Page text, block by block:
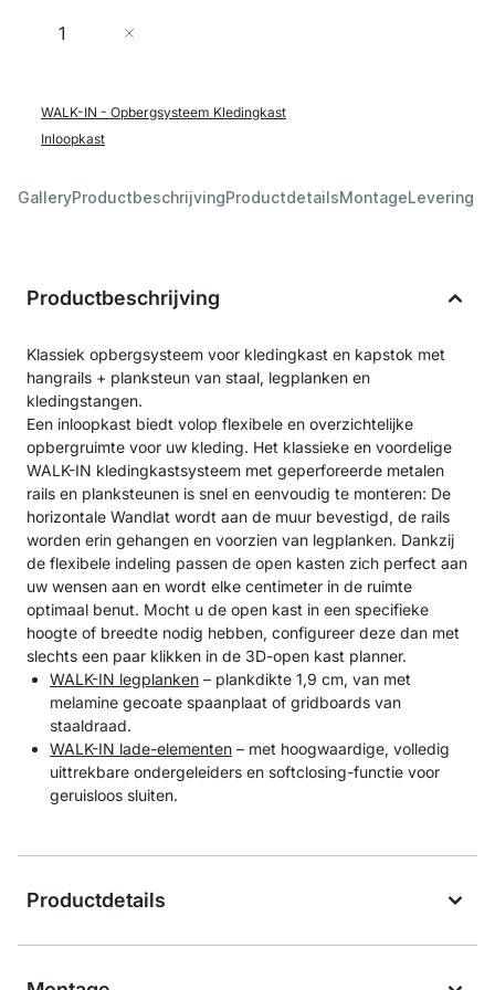
Aantal
WALK-IN - Opbergsysteem Kledingkast
Inloopkast
GalleryProductbeschrijvingProductdetailsMontageLevering
Productbeschrijving
Klassiek opbergsysteem voor kledingkast en kapstok met
hangrails + planksteun van staal, legplanken en
kledingstangen.
Een inloopkast biedt volop flexibele en overzichtelijke
opbergruimte voor uw kleding. Het klassieke en voordelige
WALK-IN kledingkastsysteem met geperforeerde metalen
rails en planksteunen is snel en eenvoudig te monteren: De
horizontale Wandlat wordt aan de muur bevestigd, de rails
worden erin gehangen en voorzien van legplanken. Dankzij
de flexibele indeling passen de open kasten zich perfect aan
uw wensen aan en wordt elke centimeter in de ruimte
optimaal benut. Mocht u de open kast in een specifieke
hoogte of breedte nodig hebben, configureer deze dan met
slechts een paar klikken in de 3D-open kast planner.
WALK-IN legplanken – plankdikte 1,9 cm, van met
melamine gecoate spaanplaat of gridboards van
staaldraad.
WALK-IN lade-elementen – met hoogwaardige, volledig
uittrekbare ondergeleiders en softclosing-functie voor
geruisloos sluiten.
Productdetails